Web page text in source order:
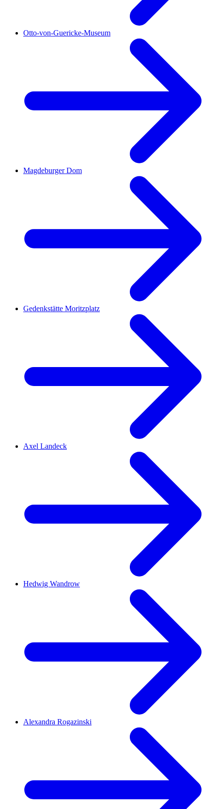
Otto-von-Guericke-Museum
Magdeburger Dom
Gedenkstätte Moritzplatz
Axel Landeck
Hedwig Wandrow
Alexandra Rogazinski